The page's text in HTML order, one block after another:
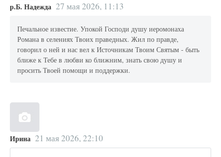
р.Б. Надежда 27 мая 2026, 11:13
Печальное известие. Упокой Господи душу иеромонаха
Романа в селениях Твоих праведных. Жил по правде,
говорил о ней и нас вел к Источникам Твоим Святым - быть
ближе к Тебе в любви ко ближним, знать свою душу и
просить Твоей помощи и поддержки.
Ирина 21 мая 2026, 22:10